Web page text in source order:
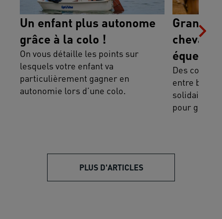
Un enfant plus autonome
grâce à la colo !
On vous détaille les points sur
lesquels votre enfant va
particulièrement gagner en
autonomie lors d’une colo.
Grandir
cheval : des colos
Des colos
entre bien-
solidaires et
pour
PLUS D'ARTICLES